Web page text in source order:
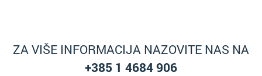
ZA VIŠE INFORMACIJA NAZOVITE NAS NA
+385 1 4684 906